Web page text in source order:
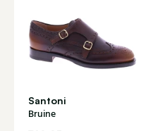
Santoni
Bruine